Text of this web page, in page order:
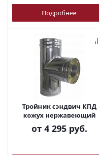
Подробнее
Тройник сэндвич КПД
кожух нержавеющий
от 4 295 руб.